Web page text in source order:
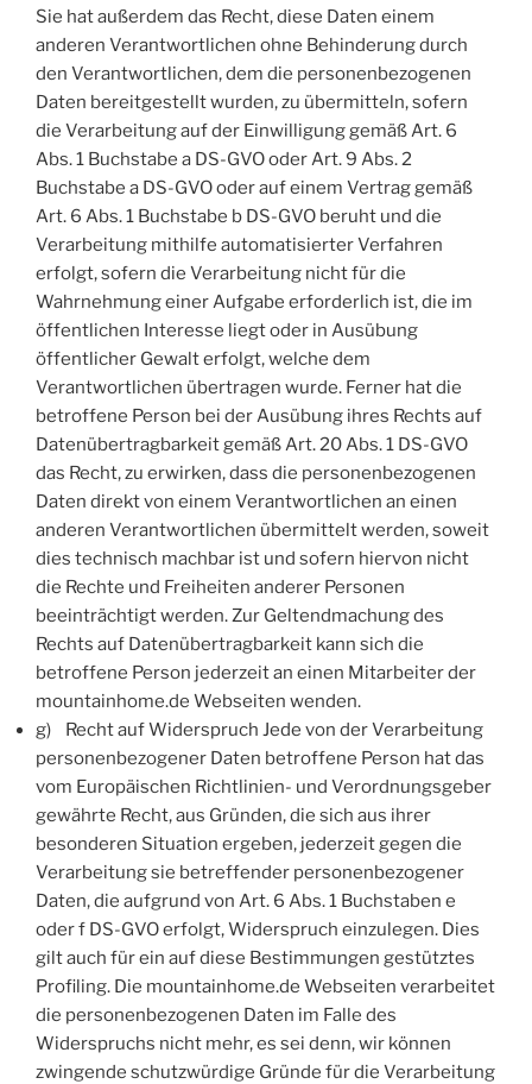
Sie hat außerdem das Recht, diese Daten einem
anderen Verantwortlichen ohne Behinderung durch
den Verantwortlichen, dem die personenbezogenen
Daten bereitgestellt wurden, zu übermitteln, sofern
die Verarbeitung auf der Einwilligung gemäß Art. 6
Abs. 1 Buchstabe a DS-GVO oder Art. 9 Abs. 2
Buchstabe a DS-GVO oder auf einem Vertrag gemäß
Art. 6 Abs. 1 Buchstabe b DS-GVO beruht und die
Verarbeitung mithilfe automatisierter Verfahren
erfolgt, sofern die Verarbeitung nicht für die
Wahrnehmung einer Aufgabe erforderlich ist, die im
öffentlichen Interesse liegt oder in Ausübung
öffentlicher Gewalt erfolgt, welche dem
Verantwortlichen übertragen wurde. Ferner hat die
betroffene Person bei der Ausübung ihres Rechts auf
Datenübertragbarkeit gemäß Art. 20 Abs. 1 DS-GVO
das Recht, zu erwirken, dass die personenbezogenen
Daten direkt von einem Verantwortlichen an einen
anderen Verantwortlichen übermittelt werden, soweit
dies technisch machbar ist und sofern hiervon nicht
die Rechte und Freiheiten anderer Personen
beeinträchtigt werden. Zur Geltendmachung des
Rechts auf Datenübertragbarkeit kann sich die
betroffene Person jederzeit an einen Mitarbeiter der
mountainhome.de Webseiten wenden.
g) Recht auf Widerspruch Jede von der Verarbeitung
personenbezogener Daten betroffene Person hat das
vom Europäischen Richtlinien- und Verordnungsgeber
gewährte Recht, aus Gründen, die sich aus ihrer
besonderen Situation ergeben, jederzeit gegen die
Verarbeitung sie betreffender personenbezogener
Daten, die aufgrund von Art. 6 Abs. 1 Buchstaben e
oder f DS-GVO erfolgt, Widerspruch einzulegen. Dies
gilt auch für ein auf diese Bestimmungen gestütztes
Profiling. Die mountainhome.de Webseiten verarbeitet
die personenbezogenen Daten im Falle des
Widerspruchs nicht mehr, es sei denn, wir können
zwingende schutzwürdige Gründe für die Verarbeitung